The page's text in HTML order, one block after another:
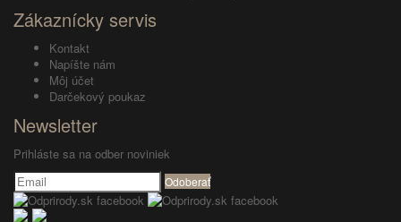
Zákaznícky servis
Kontakt
Napíšte nám
Môj účet
Darčekový poukaz
Newsletter
Prihláste sa na odber noviniek
Odoberať